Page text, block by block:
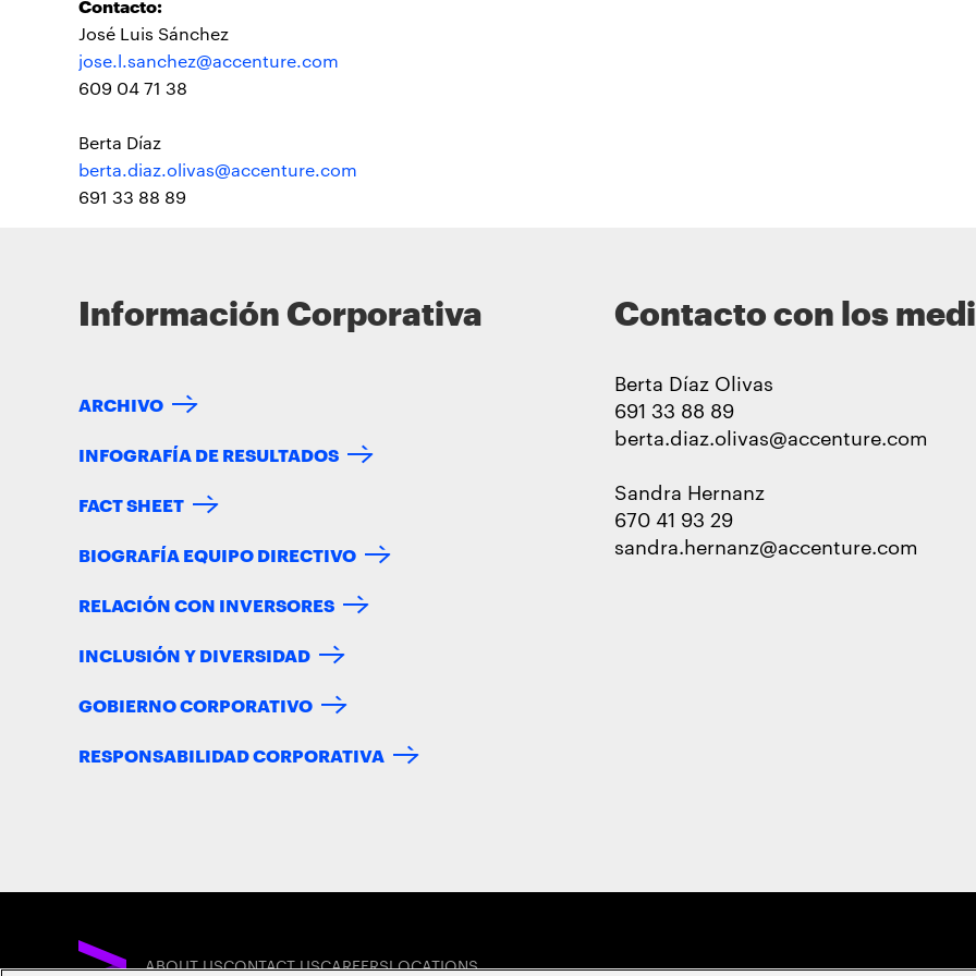
José Luis Sánchez
jose.l.sanchez@accenture.com
609 04 71 38
Berta Díaz
berta.diaz.olivas@accenture.com
691 33 88 89
Información Corporativa
ARCHIVO
INFOGRAFÍA DE RESULTADOS
FACT SHEET
BIOGRAFÍA EQUIPO DIRECTIVO
RELACIÓN CON INVERSORES
INCLUSIÓN Y DIVERSIDAD
GOBIERNO CORPORATIVO
RESPONSABILIDAD CORPORATIVA
Contacto con los
Berta Díaz Olivas
691 33 88 89
berta.diaz.olivas@accenture.com
Sandra Hernanz
670 41 93 29
sandra.hernanz@accenture.com
ABOUT USCONTACT USCAREERSLOCATIONS